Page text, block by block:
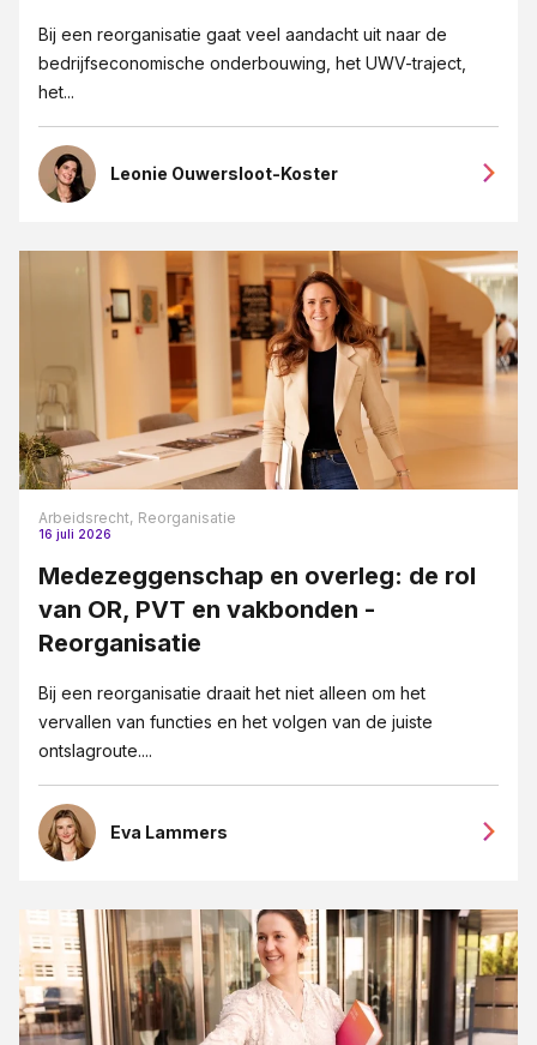
Bij een reorganisatie gaat veel aandacht uit naar de
bedrijfseconomische onderbouwing, het UWV-traject,
het...
Leonie Ouwersloot-Koster
Arbeidsrecht, Reorganisatie
16 juli 2026
Medezeggenschap en overleg: de rol
van OR, PVT en vakbonden -
Reorganisatie
Bij een reorganisatie draait het niet alleen om het
vervallen van functies en het volgen van de juiste
ontslagroute....
Eva Lammers